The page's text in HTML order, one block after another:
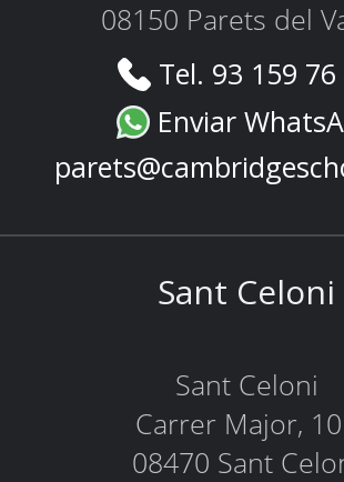
08150 Parets del
Tel. 93 159
Enviar
Sant Celoni
Sant Celoni
Carrer Major,
08470 Sant